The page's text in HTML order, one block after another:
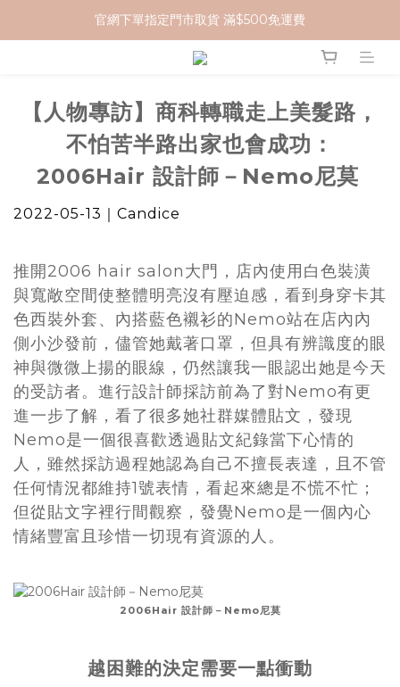
加入 MCG 會員｜即贈 $100 購物金
官網下單指定門市取貨 滿$500免運費
加入 MCG 會員｜即贈 $100 購物金
【人物專訪】商科轉職走上美髮路，
不怕苦半路出家也會成功：
2006Hair 設計師－Nemo尼莫
2022-05-13｜Candice
推開2006 hair salon大門，店內使用白色裝潢
與寬敞空間使整體明亮沒有壓迫感，看到身穿卡其
色西裝外套、內搭藍色襯衫的Nemo站在店內內
側小沙發前，儘管她戴著口罩，但具有辨識度的眼
神與微微上揚的眼線，仍然讓我一眼認出她是今天
的受訪者。進行設計師採訪前為了對Nemo有更
進一步了解，看了很多她社群媒體貼文，發現
Nemo是一個很喜歡透過貼文紀錄當下心情的
人，雖然採訪過程她認為自己不擅長表達，且不管
任何情況都維持1號表情，看起來總是不慌不忙；
但從貼文字裡行間觀察，發覺Nemo是一個內心
情緒豐富且珍惜一切現有資源的人。
2006Hair 設計師－Nemo尼莫
越困難的決定需要一點衝動